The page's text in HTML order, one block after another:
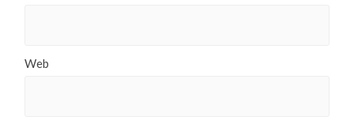
Web